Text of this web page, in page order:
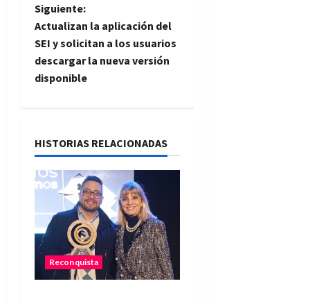
e
g
a
ó
n
d
e
e
Siguiente:
Actualizan la aplicación del
SEI y solicitan a los usuarios
descargar la nueva versión
disponible
HISTORIAS RELACIONADAS
Reconquista